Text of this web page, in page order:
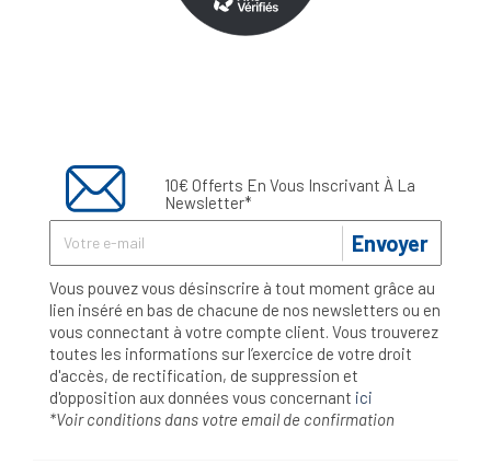
10€ Offerts En Vous Inscrivant À La
Newsletter*
Envoyer
Vous pouvez vous désinscrire à tout moment grâce au
lien inséré en bas de chacune de nos newsletters ou en
vous connectant à votre compte client. Vous trouverez
toutes les informations sur l’exercice de votre droit
d'accès, de rectification, de suppression et
d'opposition aux données vous concernant ici
*Voir conditions dans votre email de confirmation